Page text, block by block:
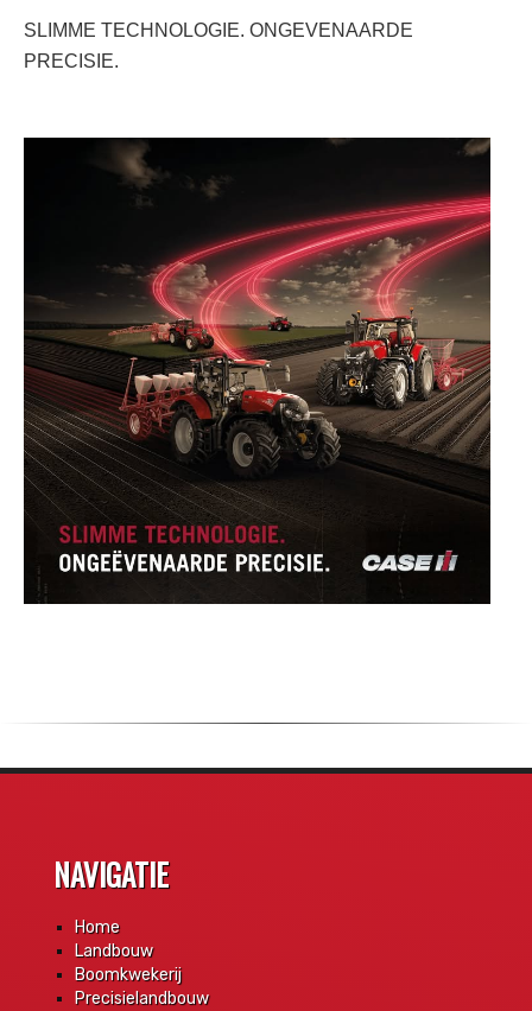
SLIMME TECHNOLOGIE. ONGEVENAARDE
PRECISIE.
NAVIGATIE
Home
Landbouw
Boomkwekerij
Precisielandbouw